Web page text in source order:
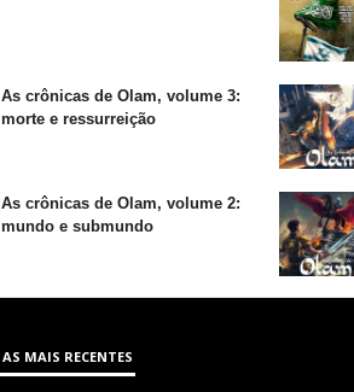
As crônicas de Olam, volume 3:
morte e ressurreição
As crônicas de Olam, volume 2:
mundo e submundo
AS MAIS RECENTES